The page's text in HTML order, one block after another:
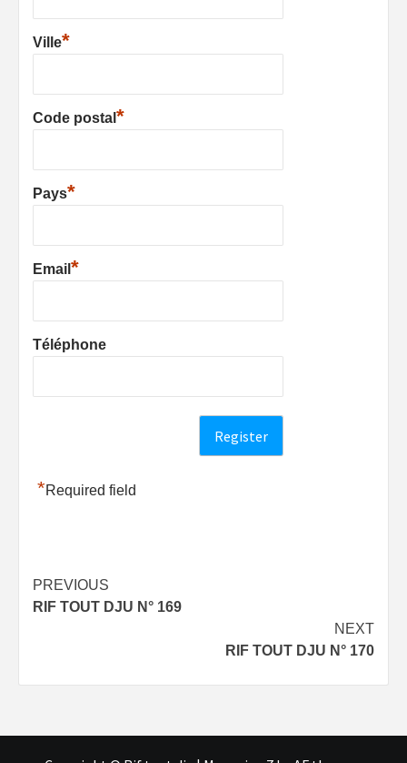
Ville*
Code postal *
Pays*
Email *
Téléphone
*Required field
Post
navigation
PREVIOUS
RIF TOUT DJU N° 169
NEXT
RIF TOUT DJU N° 170